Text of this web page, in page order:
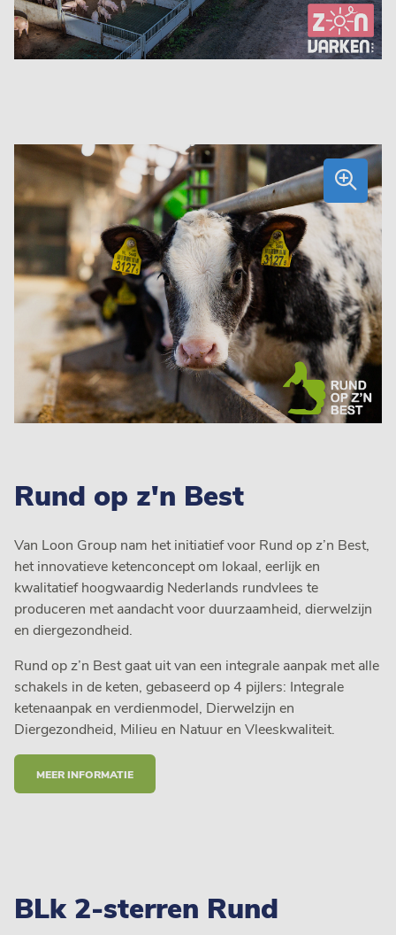
Rund op z'n Best
Van Loon Group nam het initiatief voor Rund op z’n Best,
het innovatieve ketenconcept om lokaal, eerlijk en
kwalitatief hoogwaardig Nederlands rundvlees te
produceren met aandacht voor duurzaamheid, dierwelzijn
en diergezondheid.
Rund op z’n Best gaat uit van een integrale aanpak met alle
schakels in de keten, gebaseerd op 4 pijlers: Integrale
ketenaanpak en verdienmodel, Dierwelzijn en
Diergezondheid, Milieu en Natuur en Vleeskwaliteit.
MEER INFORMATIE
BLk 2-sterren Rund